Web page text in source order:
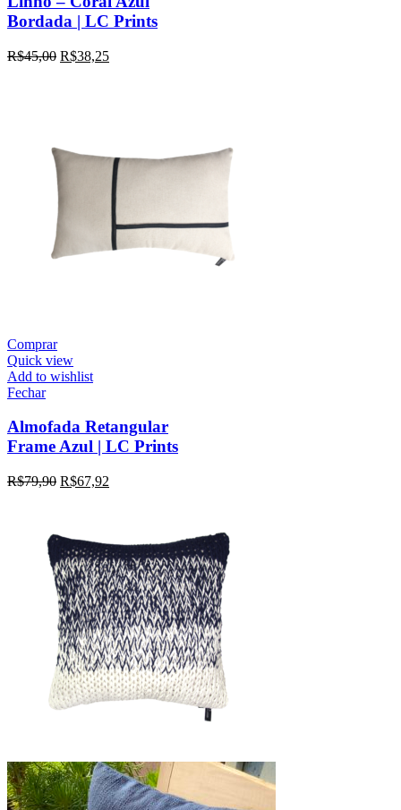
Bordada | LC Prints
R$45,00 R$38,25
Comprar
Quick view
Add to wishlist
Fechar
Almofada Retangular
Frame Azul | LC Prints
R$79,90 R$67,92